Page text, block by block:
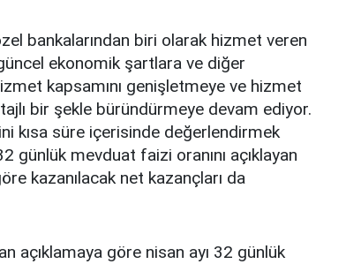
bankalarından biri olarak hizmet veren
ekonomik şartlara ve diğer
kapsamını genişletmeye ve hizmet
bir şekle büründürmeye devam ediyor.
kısa süre içerisinde değerlendirmek
günlük mevduat faizi oranını açıklayan
kazanılacak net kazançları da
açıklamaya göre nisan ayı 32 günlük